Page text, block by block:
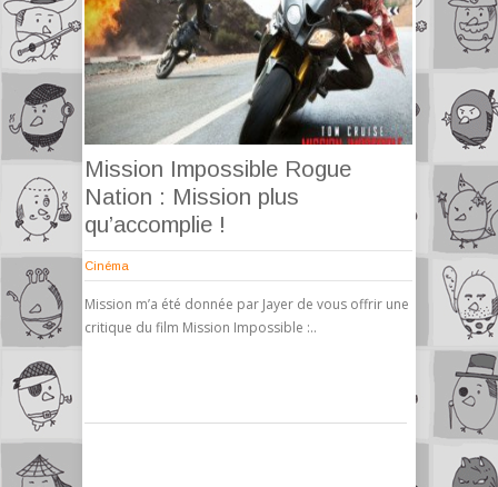
Mission Impossible Rogue
Nation : Mission plus
qu’accomplie !
Cinéma
Mission m’a été donnée par Jayer de vous offrir une
critique du film Mission Impossible :..